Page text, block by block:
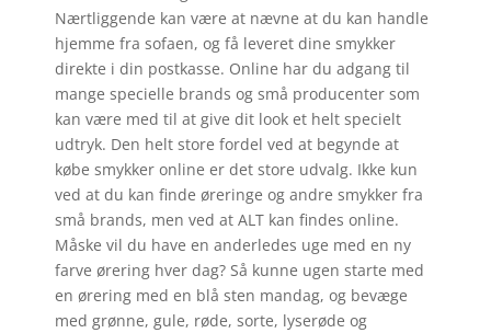
Nærtliggende kan være at nævne at du kan handle
hjemme fra sofaen, og få leveret dine smykker
direkte i din postkasse. Online har du adgang til
mange specielle brands og små producenter som
kan være med til at give dit look et helt specielt
udtryk. Den helt store fordel ved at begynde at
købe smykker online er det store udvalg. Ikke kun
ved at du kan finde øreringe og andre smykker fra
små brands, men ved at ALT kan findes online.
Måske vil du have en anderledes uge med en ny
farve ørering hver dag? Så kunne ugen starte med
en ørering med en blå sten mandag, og bevæge
med grønne, gule, røde, sorte, lyserøde og